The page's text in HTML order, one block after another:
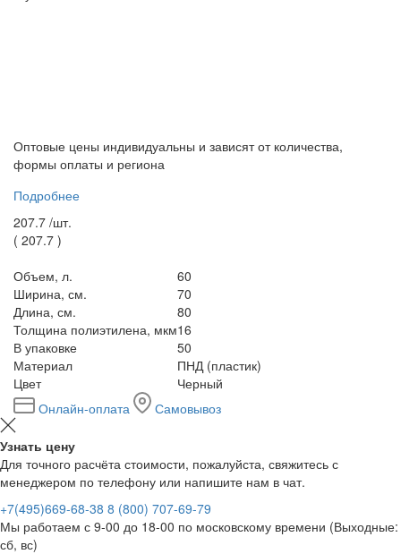
Оптовые цены индивидуальны и зависят от количества,
формы оплаты и региона
Подробнее
207.7 /шт.
( 207.7 )
Объем, л.
60
Ширина, см.
70
Длина, см.
80
Толщина полиэтилена, мкм16
В упаковке
50
Материал
ПНД (пластик)
Цвет
Черный
Онлайн-оплата
Самовывоз
Узнать цену
Для точного расчёта стоимости, пожалуйста, свяжитесь с
менеджером по телефону или напишите нам в чат.
+7(495)669-68-38 8 (800) 707-69-79
Мы работаем с 9-00 до 18-00 по московскому времени (Выходные:
сб, вс)